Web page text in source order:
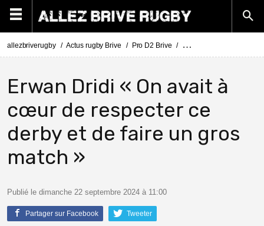
allezbriverugby Actus rugby Brive Pro D2 Brive Pro D2 : Brive - Aurillac
Erwan Dridi « On avait à
cœur de respecter ce
derby et de faire un gros
match »
Publié le dimanche 22 septembre 2024 à 11:00
Partager sur Facebook Tweeter